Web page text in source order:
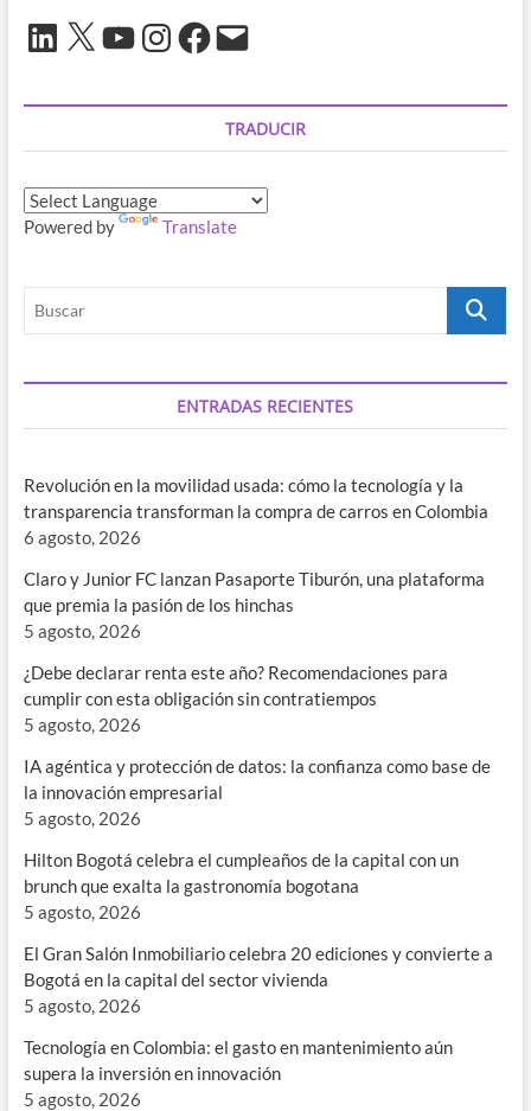
LinkedIn
X YouTubeInstagramFacebook
Correo
electrónico
TRADUCIR
Powered by Translate
Buscar
ENTRADAS RECIENTES
Revolución en la movilidad usada: cómo la tecnología y la
transparencia transforman la compra de carros en Colombia
6 agosto, 2026
Claro y Junior FC lanzan Pasaporte Tiburón, una plataforma
que premia la pasión de los hinchas
5 agosto, 2026
¿Debe declarar renta este año? Recomendaciones para
cumplir con esta obligación sin contratiempos
5 agosto, 2026
IA agéntica y protección de datos: la confianza como base de
la innovación empresarial
5 agosto, 2026
Hilton Bogotá celebra el cumpleaños de la capital con un
brunch que exalta la gastronomía bogotana
5 agosto, 2026
El Gran Salón Inmobiliario celebra 20 ediciones y convierte a
Bogotá en la capital del sector vivienda
5 agosto, 2026
Tecnología en Colombia: el gasto en mantenimiento aún
supera la inversión en innovación
5 agosto, 2026